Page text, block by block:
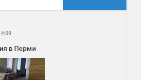
в Перми